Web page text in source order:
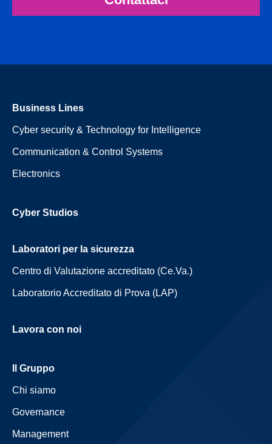
Business Lines
Cyber security & Technology for Intelligence
Communication & Control Systems
Electronics
Cyber Studios
Laboratori per la sicurezza
Centro di Valutazione accreditato (Ce.Va.)
Laboratorio Accreditato di Prova (LAP)
Lavora con noi
Il Gruppo
Chi siamo
Governance
Management